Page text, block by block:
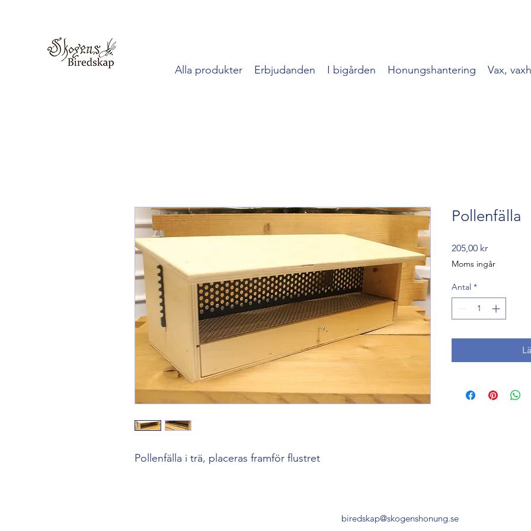
Alla produkter Erbjudanden I bigården Honungshantering Vax,
Pollenfälla i trä, placeras framför flustret
Pollenfälla
205,00 krPris
Moms ingår
Antal *
biredskap@skogenshonung.se